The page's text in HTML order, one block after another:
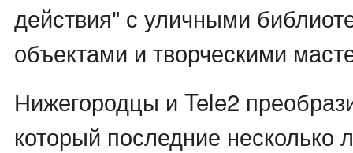
действия" с уличными
объектами и творческими
Нижегородцы и Tele2
который последние несколько